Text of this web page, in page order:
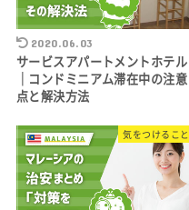
2020.06.03
サービスアパートメントホテル
｜コンドミニアム滞在中の注意
点と解決方法
気をつけること